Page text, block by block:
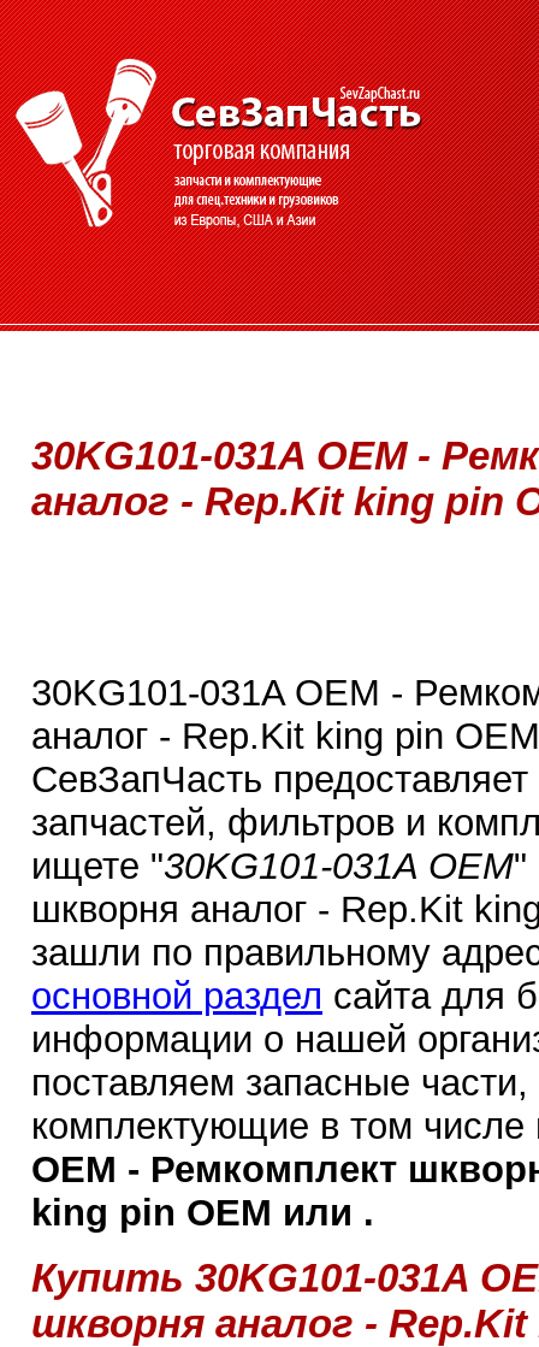
30KG101-031A OEM -
аналог - Rep.Kit king pin
30KG101-031A OEM -
аналог - Rep.Kit king pin
СевЗапЧасть
запчастей, фильтров и
ищете "30KG101-031A OEM"
шкворня аналог - Rep.Kit
зашли по правильному
основной раздел сайта для
информации о нашей
поставляем запасные
комплектующие в том
OEM - Ремкомплект
king pin OEM или .
Купить 30KG101-031A
шкворня аналог -